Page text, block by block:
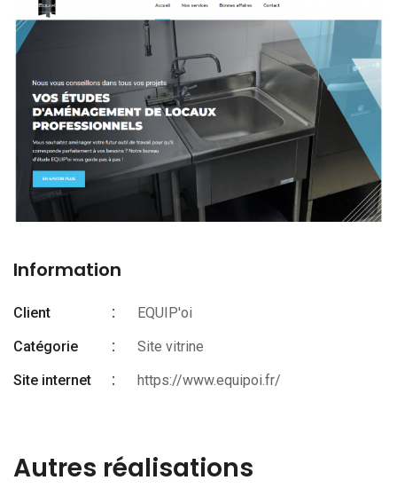
Information
Client
EQUIP'oi
Catégorie
Site vitrine
Site internet
https://www.equipoi.fr/
Autres réalisations